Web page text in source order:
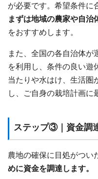
が必要です。希望条件に
まずは地域の農家や自治
をおすすめします。
また、全国の各自治体が
を利用し、条件の良い遊
当たりや水はけ、生活圏
し、ご自身の栽培計画に
ステップ③｜資金調
農地の確保に目処がつい
めに資金を調達します。